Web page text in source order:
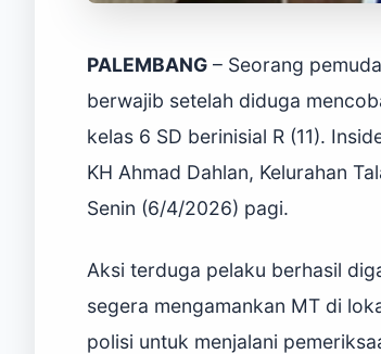
PALEMBANG – Seorang
berwajib setelah diduga
kelas 6 SD berinisial R (11).
KH Ahmad Dahlan, Kelurahan
Senin (6/4/2026) pagi.
Aksi terduga pelaku berhasil
segera mengamankan MT di
polisi untuk menjalani